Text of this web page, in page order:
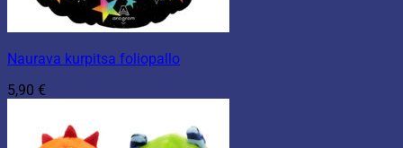
Naurava kurpitsa foliopallo
5,90 €